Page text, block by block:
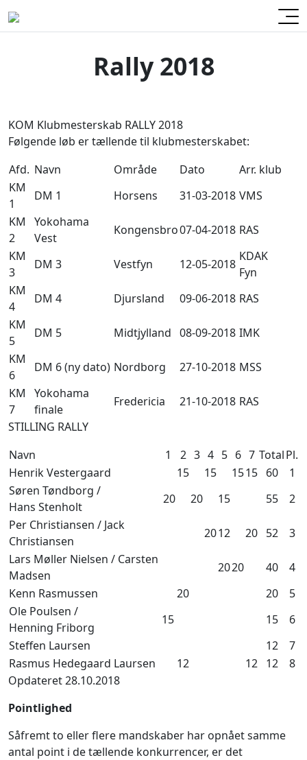
Rally 2018
KOM Klubmesterskab RALLY 2018
Følgende løb er tællende til klubmesterskabet:
Afd. Navn Område Dato
Arr. klub
KM
1
DM 1 Horsens 31-03-2018 VMS
KM
2
Yokohama
Vest
Kongensbro07-04-2018 RAS
KM
3
DM 3 Vestfyn 12-05-2018
KDAK
Fyn
KM
4
DM 4 Djursland 09-06-2018 RAS
KM
5
DM 5 Midtjylland 08-09-2018 IMK
KM
6
DM 6 (ny dato) Nordborg 27-10-2018 MSS
KM
7
Yokohama
finale
Fredericia 21-10-2018 RAS
STILLING RALLY
Navn
1 2 3 4 5 6 7 TotalPl.
Henrik Vestergaard
15 15 1515 60
1
Søren Tøndborg /
Hans Stenholt
20 20 15 55
2
Per Christiansen / Jack
Christiansen
2012 20 52
3
Lars Møller Nielsen / Carsten
Madsen
2020 40
4
Kenn Rasmussen
20 20
5
Ole Poulsen /
Henning Friborg
15 15
6
Steffen Laursen
12
7
Rasmus Hedegaard Laursen
12 12 12
8
Opdateret 28.10.2018
Pointlighed
Såfremt to eller flere mandskaber har opnået samme
antal point i de tællende konkurrencer, er det